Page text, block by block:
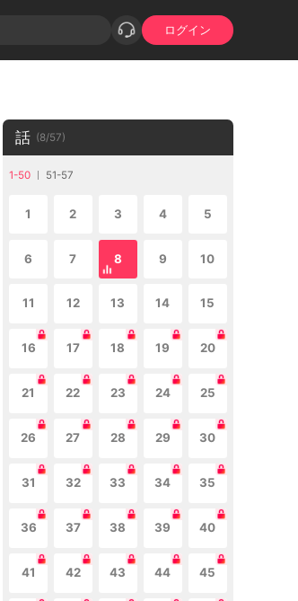
ログイン
話 (8/57)
1-50 51-57
1 2 3 4 5
6 7 8 9 10
11 12 13 14 15
16 17 18 19 20
21 22 23 24 25
26 27 28 29 30
31 32 33 34 35
36 37 38 39 40
41 42 43 44 45